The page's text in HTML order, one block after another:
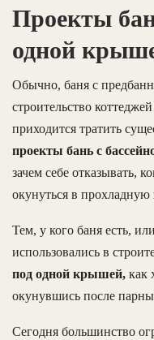
Проекты
одной
Обычно, баня с
строительство
приходится тратить
проекты бань с
зачем себе отказывать,
окунуться в прохладную
Тем, у кого баня есть,
использовались в
под одной крышей, как
окунувшись после
Сегодня большинство